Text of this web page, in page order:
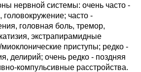
нервной системы: очень часто -
головокружение; часто -
головная боль, тремор,
экстрапирамидные
приступы; редко -
делирий; очень редко - поздняя
компульсивные расстройства.